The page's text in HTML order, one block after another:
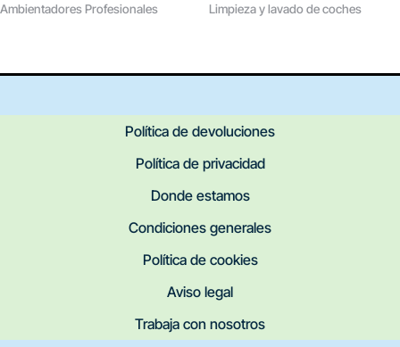
Ambientadores Profesionales Limpieza y lavado de coches
Política de devoluciones
Política de privacidad
Donde estamos
Condiciones generales
Política de cookies
Aviso legal
Trabaja con nosotros